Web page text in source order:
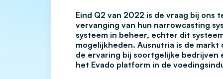
Eind Q2 van 2022 is de vraag bij
vervanging van hun narrowcasting
systeem in beheer, echter dit
mogelijkheden. Ausnutria is de markt
de ervaring bij soortgelijke bedrijven
het Evado platform in de